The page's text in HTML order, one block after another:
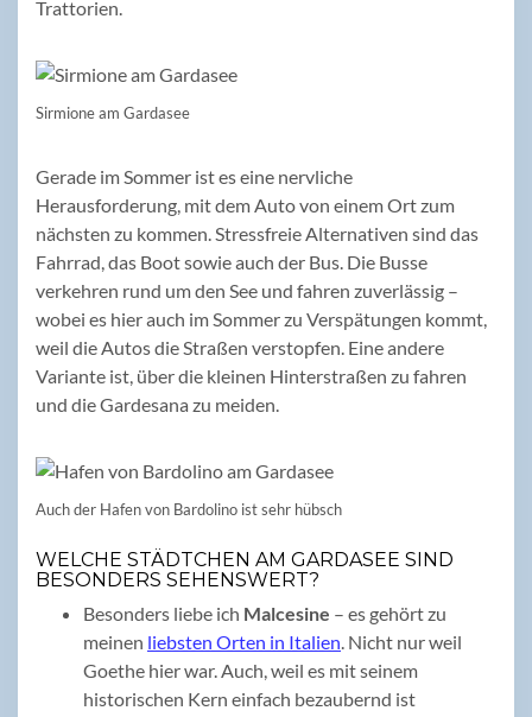
Trattorien.
Sirmione am Gardasee
Gerade im Sommer ist es eine nervliche
Herausforderung, mit dem Auto von einem Ort zum
nächsten zu kommen. Stressfreie Alternativen sind das
Fahrrad, das Boot sowie auch der Bus. Die Busse
verkehren rund um den See und fahren zuverlässig –
wobei es hier auch im Sommer zu Verspätungen kommt,
weil die Autos die Straßen verstopfen. Eine andere
Variante ist, über die kleinen Hinterstraßen zu fahren
und die Gardesana zu meiden.
Auch der Hafen von Bardolino ist sehr hübsch
WELCHE STÄDTCHEN AM GARDASEE SIND
BESONDERS SEHENSWERT?
Besonders liebe ich Malcesine – es gehört zu
meinen liebsten Orten in Italien. Nicht nur weil
Goethe hier war. Auch, weil es mit seinem
historischen Kern einfach bezaubernd ist